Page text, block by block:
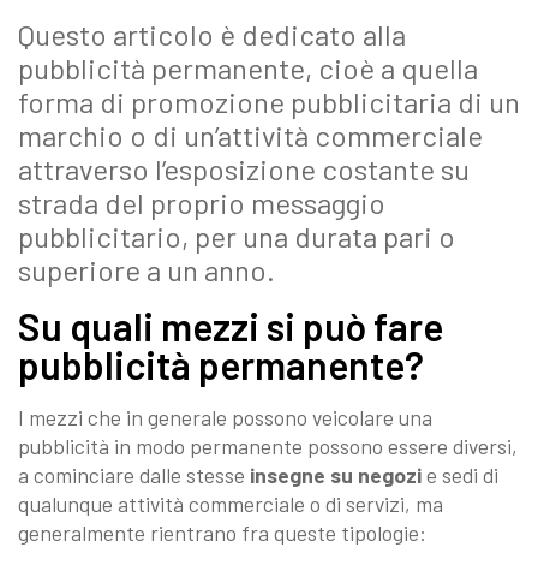
Questo articolo è dedicato alla
pubblicità permanente, cioè a quella
forma di promozione pubblicitaria di un
marchio o di un’attività commerciale
attraverso l’esposizione costante su
strada del proprio messaggio
pubblicitario, per una durata pari o
superiore a un anno.
Su quali mezzi si può fare
pubblicità permanente?
I mezzi che in generale possono veicolare una
pubblicità in modo permanente possono essere diversi,
a cominciare dalle stesse insegne su negozie sedi di
qualunque attività commerciale o di servizi, ma
generalmente rientrano fra queste tipologie: